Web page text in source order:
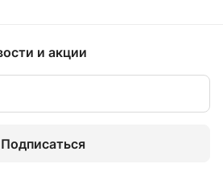
и акции
Подписаться